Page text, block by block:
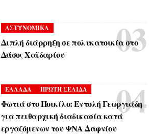
ΑΣΤΥΝΟΜΙΚΑ
Διπλή διάρρηξη σε πολυκατοικία στο
Δάσος Χαϊδαρίου
ΕΛΛΑΔΑ ΠΡΩΤΗ ΣΕΛΙΔΑ
Φωτιά στο Ποικίλο: Εντολή Γεωργιάδη
για πειθαρχική διαδικασία κατά
εργαζόμενων του ΨΝΑ Δαφνίου